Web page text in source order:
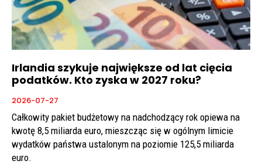
Irlandia szykuje największe od lat cięcia
podatków. Kto zyska w 2027 roku?
2026-07-27
Całkowity pakiet budżetowy na nadchodzący rok opiewa na
kwotę 8,5 miliarda euro, mieszcząc się w ogólnym limicie
wydatków państwa ustalonym na poziomie 125,5 miliarda
euro.